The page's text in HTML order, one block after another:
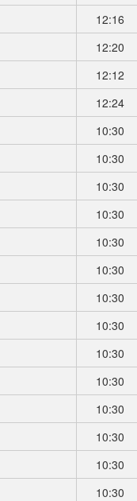
12:16
12:20
12:12
12:24
10:30
10:30
10:30
10:30
10:30
10:30
10:30
10:30
10:30
10:30
10:30
10:30
10:30
10:30